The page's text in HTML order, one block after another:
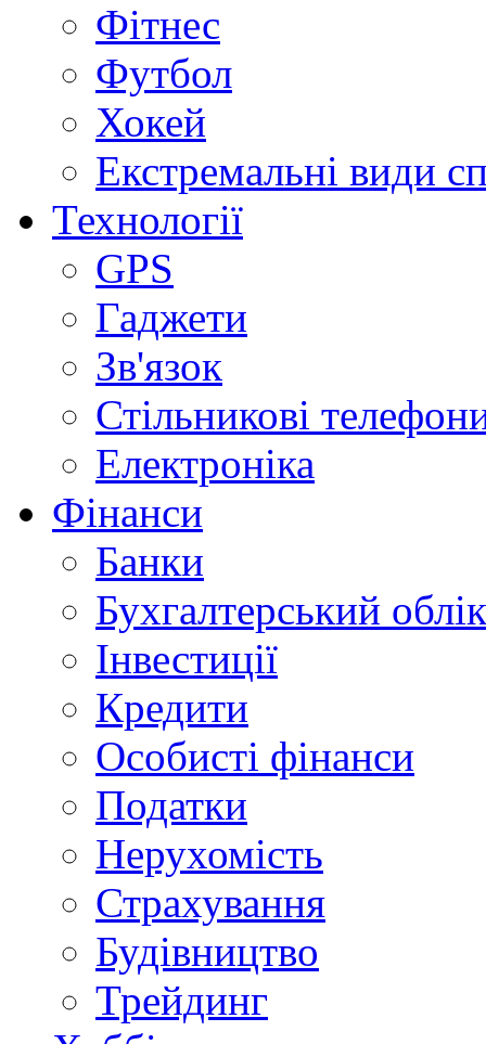
Фітнес
Футбол
Хокей
Екстремальні види
Технології
GPS
Гаджети
Зв'язок
Стільникові
Електроніка
Фінанси
Банки
Бухгалтерський облік
Інвестиції
Кредити
Особисті фінанси
Податки
Нерухомість
Страхування
Будівництво
Трейдинг